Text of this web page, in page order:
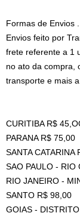
Formas de Envios .
Envios feito por
frete referente a 1
no ato da compra,
transporte e mais
CURITIBA R$
PARANA R$ 75,00
SANTA CATARINA
SAO PAULO - RIO
RIO JANEIRO -
SANTO R$ 98,00
GOIAS -